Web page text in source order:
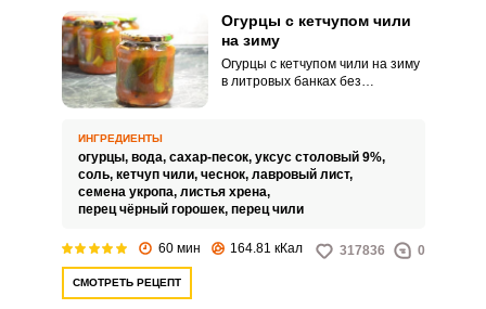
Огурцы с кетчупом чили
на зиму
Огурцы с кетчупом чили на зиму
в литровых банках без
вниманием хозяек. Они
получаются особенно
пикантными, очень хрустящими
и ароматными.
ИНГРЕДИЕНТЫ
огурцы, вода, сахар-песок, уксус столовый 9%,
соль, кетчуп чили, чеснок, лавровый лист,
семена укропа, листья хрена,
перец чёрный горошек, перец чили
60 мин 164.81 кКал 317836 0
СМОТРЕТЬ РЕЦЕПТ